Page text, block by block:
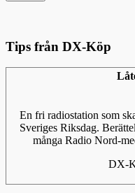
Tips från DX-Köp
En fri radiostation som
Sveriges Riksdag.
många Radio Nord-
DX-